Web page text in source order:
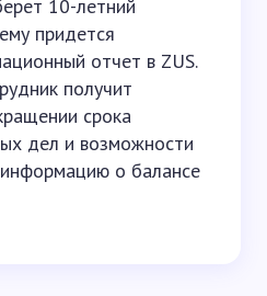
10-летний
придется
отчет в ZUS.
получит
срока
дел и возможности
о балансе